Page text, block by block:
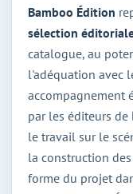
Bamboo Édition
sélection
catalogue, au
l'adéquation avec
accompagnement
par les éditeurs
le travail sur le
la construction
forme du projet